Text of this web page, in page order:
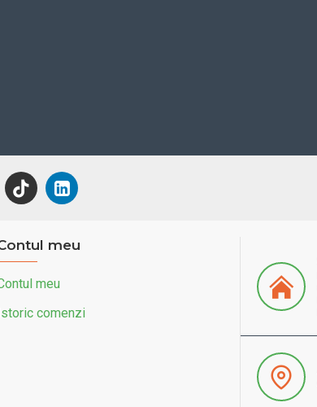
meu
meu
comenzi